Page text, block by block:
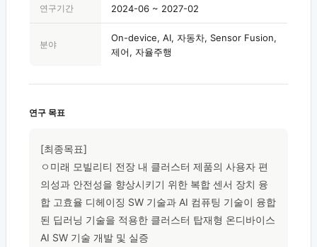
연구기간 2024-06 ~ 2027-02
분야
On-device, AI, 자동차, Sensor Fusion,
제어, 자율주행
연구 목표
[최종목표]
ㅇ미래 모빌리티 전장 내 클러스터 제품의 사용자 편
의성과 안전성을 향상시키기 위한 복합 센서 장치 융
합 고효율 디헤이징 SW 기술과 AI 컴퓨팅 기술이 융합
된 딥러닝 기술을 적용한 클러스터 탑재형 온디바이스
AI SW 기술 개발 및 실증